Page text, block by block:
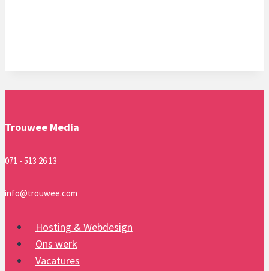
Trouwee Media
071 - 513 26 13
info@trouwee.com
Hosting & Webdesign
Ons werk
Vacatures